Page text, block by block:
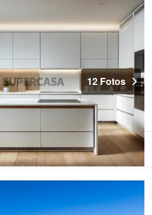
12 Fotos